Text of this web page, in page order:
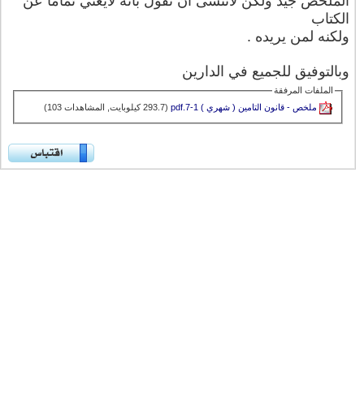
الكتاب
ولكنه لمن يريده .
وبالتوفيق للجميع في الدارين
الملفات المرفقة
ملخص - قانون التامين ( شهري ) 1-7.pdf‏
(293.7 كيلوبايت, المشاهدات 103)